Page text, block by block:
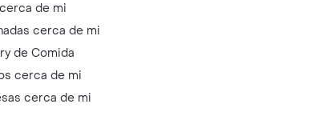
de mi
cerca de mi
de Comida
cerca de mi
cerca de mi